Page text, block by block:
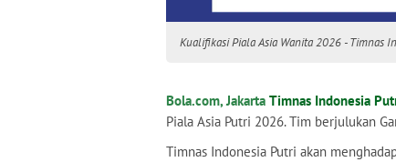
Kualifikasi Piala Asia Wanita 2026 - Timnas
Bola.com, Jakarta Timnas Indonesia
Piala Asia Putri 2026. Tim berjulukan
Timnas Indonesia Putri akan